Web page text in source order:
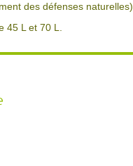
des défenses naturelles).
45 L et 70 L.